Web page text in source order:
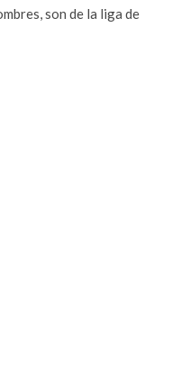
son de la liga de